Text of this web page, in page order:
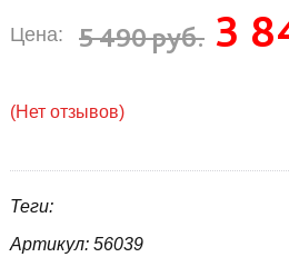
Цена: 5 490 руб. 3
(Нет отзывов)
Теги:
Артикул: 56039